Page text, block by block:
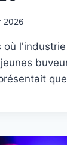
2026
où